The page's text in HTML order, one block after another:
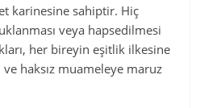
karinesine sahiptir. Hiç
veya hapsedilmesi
her bireyin eşitlik ilkesine
haksız muameleye maruz